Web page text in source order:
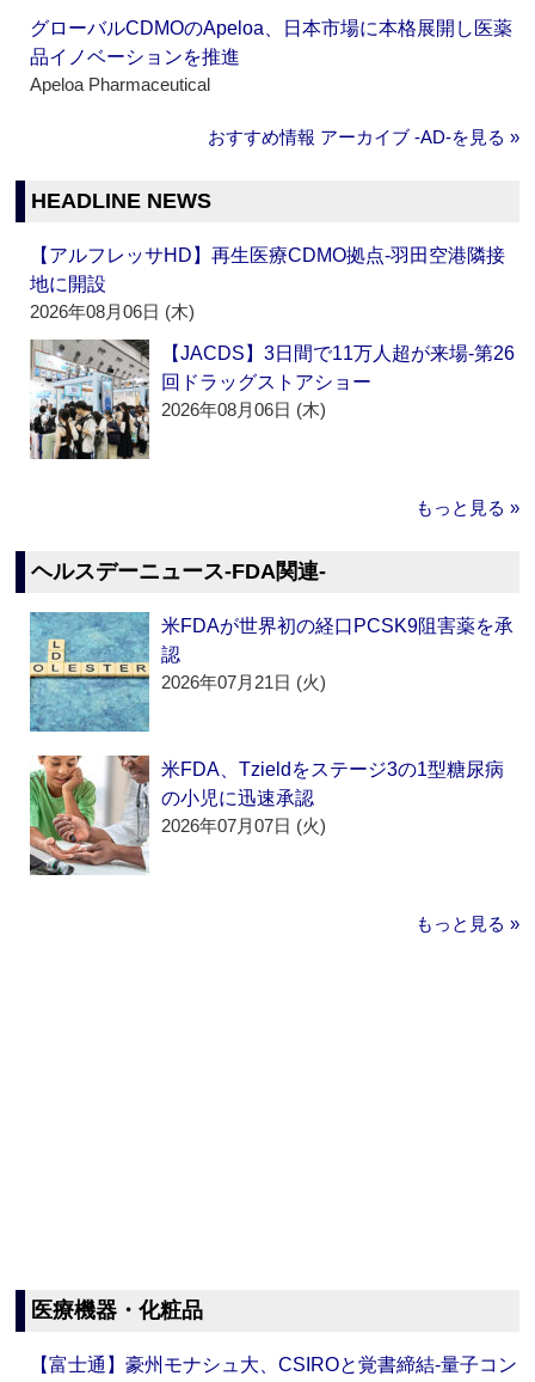
グローバルCDMOのApeloa、日本市場に本格展開し医薬
品イノベーションを推進
Apeloa Pharmaceutical
おすすめ情報 アーカイブ ‐AD‐を見る »
HEADLINE NEWS
【アルフレッサHD】再生医療CDMO拠点‐羽田空港隣接
地に開設
2026年08月06日 (木)
【JACDS】3日間で11万人超が来場‐第26
回ドラッグストアショー
2026年08月06日 (木)
もっと見る »
ヘルスデーニュース‐FDA関連‐
米FDAが世界初の経口PCSK9阻害薬を承
認
2026年07月21日 (火)
米FDA、Tzieldをステージ3の1型糖尿病
の小児に迅速承認
2026年07月07日 (火)
もっと見る »
医療機器・化粧品
【富士通】豪州モナシュ大、CSIROと覚書締結‐量子コン